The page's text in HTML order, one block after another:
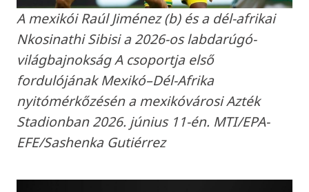
A mexikói Raúl Jiménez (b) és a dél-afrikai
Nkosinathi Sibisi a 2026-os labdarúgó-
világbajnokság A csoportja első
fordulójának Mexikó–Dél-Afrika
nyitómérkőzésén a mexikóvárosi Azték
Stadionban 2026. június 11-én. MTI/EPA-
EFE/Sashenka Gutiérrez